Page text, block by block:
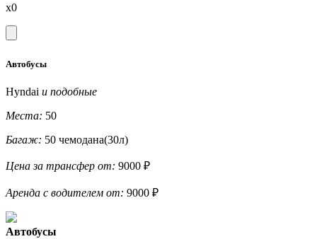
x0
Автобусы
Hyndai и подобные
Места: 50
Багаж: 50 чемодана(30л)
Цена за трансфер от: 9000 ₽
Аренда с водителем от: 9000 ₽
Автобусы